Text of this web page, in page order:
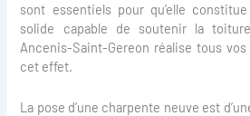
sont essentiels pour qu’elle
solide capable de soutenir la
Ancenis-Saint-Gereon réalise tous
cet effet.
La pose d’une charpente neuve est